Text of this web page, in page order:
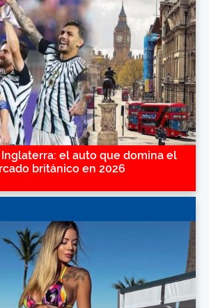
el auto que domina el
británico en 2026